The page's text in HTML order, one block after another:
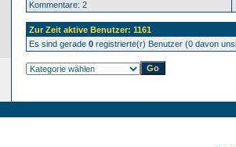
Kommentare: 2
Zur Zeit aktive Benutzer: 1161
Es sind gerade 0 registrierte(r) Benutzer (0 davon